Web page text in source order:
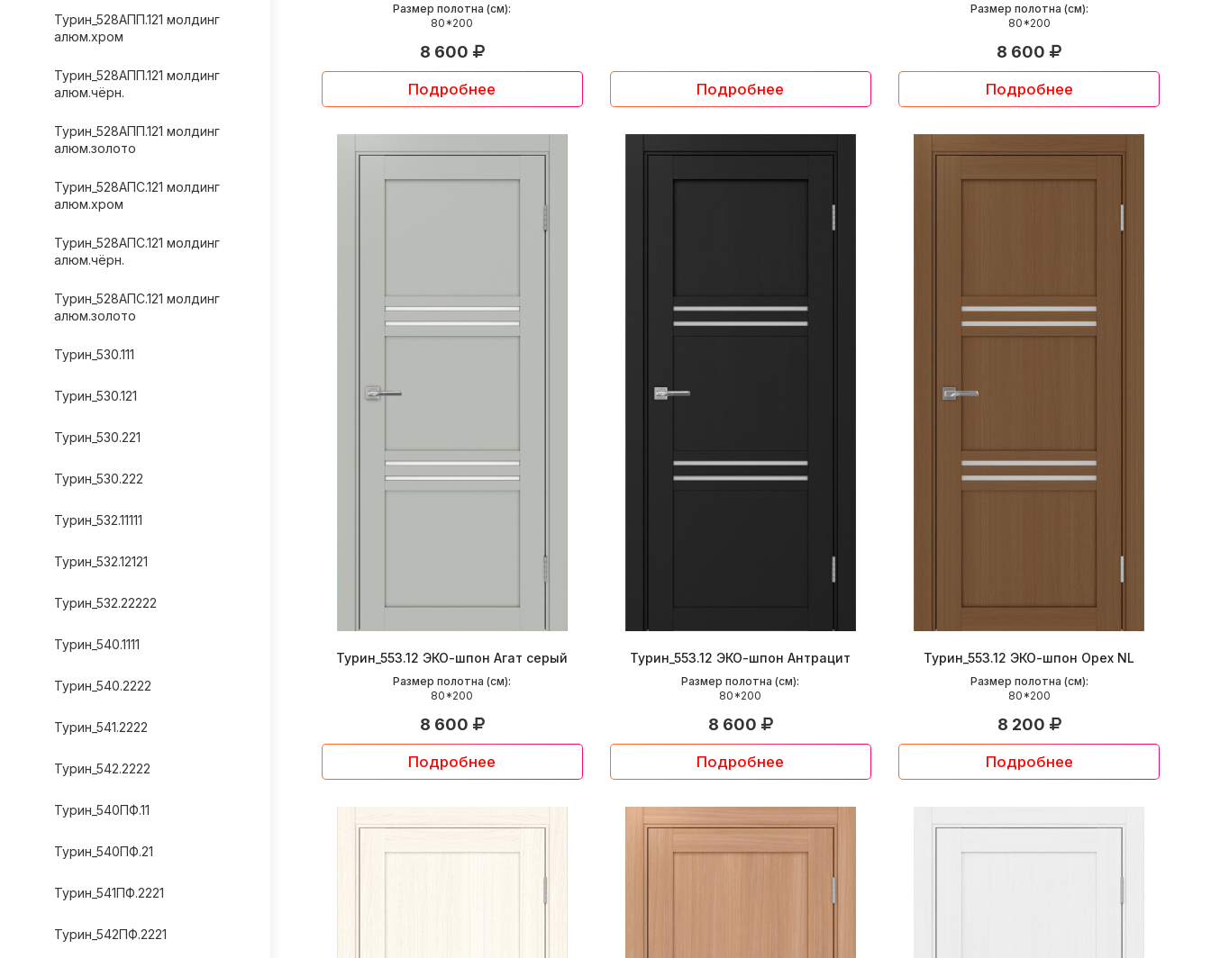
Турин_528AПП.121 молдинг
алюм.хром
Турин_528AПП.121 молдинг
алюм.чёрн.
Турин_528AПП.121 молдинг
алюм.золото
Турин_528AПС.121 молдинг
алюм.хром
Турин_528AПС.121 молдинг
алюм.чёрн.
Турин_528AПС.121 молдинг
алюм.золото
Турин_530.111
Турин_530.121
Турин_530.221
Турин_530.222
Турин_532.11111
Турин_532.12121
Турин_532.22222
Турин_540.1111
Турин_540.2222
Турин_541.2222
Турин_542.2222
Турин_540ПФ.11
Турин_540ПФ.21
Турин_541ПФ.2221
Турин_542ПФ.2221
Размер полотна (см):
80*200
8 600
Подробнее Подробнее
Размер полотна (см):
80*200
8 600
Подробнее
Турин_553.12 ЭКО-шпон Агат серый
Размер полотна (см):
80*200
8 600
Подробнее
Турин_553.12 ЭКО-шпон Антрацит
Размер полотна (см):
80*200
8 600
Подробнее
Турин_553.12 ЭКО-шпон Орех NL
Размер полотна (см):
80*200
8 200
Подробнее